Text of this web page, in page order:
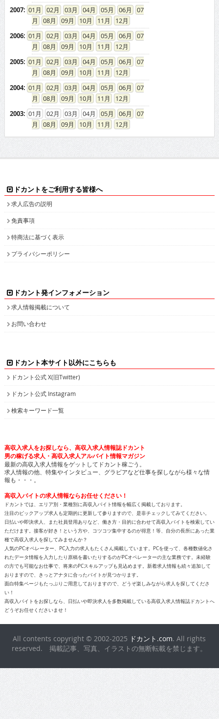
2007: 01 02 03 04 05 06
07
08
09 10 11
12
2006: 01 02 03 04 05 06
07
08
09 10 11
12
2005: 01 02 03 04 05 06
07
08
09 10 11
12
2004: 01 02 03 04 05 06
07
08
09 10 11
12
2003: 01 02 03 04 05 06
07
08
09 10 11 12
ドカントをご利用する皆様へ
求人広告の説明
免責事項
特商法に基づく表示
プライバシーポリシー
ドカント発インフォメーション
求人情報掲載について
お問い合わせ
ドカント本サイト以外にこちらも
ドカント公式 X(旧Twitter)
ドカント公式 Instagram
検索キーワード一覧
高収入求人をお探しなら、高収入求人情報誌ドカント
男の稼げる求人・高収入求人アルバイト情報マガジン
最新の高収入求人情報をゲットしてドカント稼ごう。
求人情報の他、特集やインタビュー、グラビアなど仕事を探しながら様々な情
報も・・・。
高収入バイトの求人情報ならお任せください！
ドカントでは、エリア別・業種別に高収入バイト情報を幅広く掲載しております。
注目のピックアップ求人も定期的に更新して参りますので、是非チェックしてみてください。
日払いや即決求人、また社員登用ありなど、働き方・目的に合わせて高収入バイトを検索してい
ただけます。接客が好き！という方や、コツコツ集中するのが得意！等、自分の長所にあった業
種で高収入求人を探してみませんか？
人気のPCオペレーター、PC入力の求人もたくさん掲載しています。PCを使って、各種数値化さ
れたデータ情報を入力したり原稿を書いたりするのがPCオペレーターの主な業務です。未経験
の方でも可能なお仕事で、将来のPCスキルアップも見込めます。新着求人情報も続々追加して
おりますので、きっとアナタに合ったバイトが見つかります。
面白特集ページもたっぷりご用意しておりますので、どうぞ楽しみながら求人を探してくださ
い！
高収入バイトをお探しなら、日払いや即決求人を多数掲載している高収入求人情報誌ドカントへ
どうぞお任せくださいませ！
All contents copyright © 2002-2025 ドカント.com. All rights
reserved. 掲載記事、写真、イラストの無断転載を禁じます。